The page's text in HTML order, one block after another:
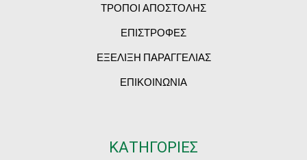
ΤΡΟΠΟΙ ΑΠΟΣΤΟΛΗΣ
ΕΠΙΣΤΡΟΦΕΣ
ΕΞΕΛΙΞΗ ΠΑΡΑΓΓΕΛΙΑΣ
ΕΠΙΚΟΙΝΩΝΙΑ
ΚΑΤΗΓΟΡΙΕΣ